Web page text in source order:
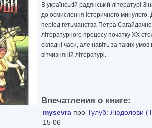
В українській радянській літературі
до осмислення історичного
період гетьманства Петра
літературного процесу початку ХХ
складні часи, але навіть за таких
вітчизняній літературі.
Впечатления о книге:
mysevra про Тулуб: Людолови
15 06